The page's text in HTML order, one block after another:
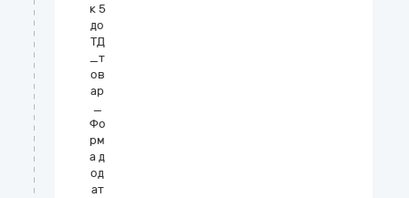
к 5
до
ТД
_т
ов
ар
_
Фо
рм
а д
од
ат